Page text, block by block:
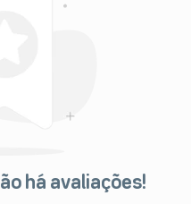
há avaliações!